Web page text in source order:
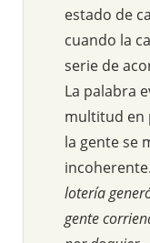
estado de
cuando la
serie de
La palabra
multitud en
la gente se
incoherente.
lotería
gente